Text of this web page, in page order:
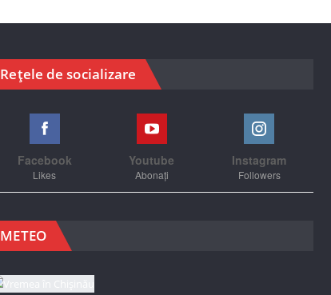
Rețele de socializare
Facebook
Likes
Youtube
Abonați
Instagram
Followers
METEO